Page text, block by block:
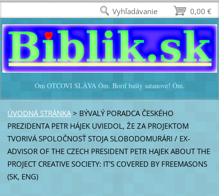
Óm OTCOVI SLÁVA Óm. Boriť bašty satanove! Óm.
ÚVODNÁ STRÁNKA > BÝVALÝ PORADCA ČESKÉHO
PREZIDENTA PETR HÁJEK UVIEDOL, ŽE ZA PROJEKTOM
TVORIVÁ SPOLOČNOSŤ STOJA SLOBODOMURÁRI / EX-
ADVISOR OF THE CZECH PRESIDENT PETR HAJEK ABOUT THE
PROJECT CREATIVE SOCIETY: IT'S COVERED BY FREEMASONS
(SK, ENG)
0,00 €
Vyhľadávanie